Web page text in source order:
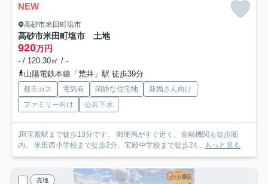
NEW
高砂市米田町塩市
高砂市米田町塩市 土地
920万円
- / 120.30㎡ / -
山陽電鉄本線「荒井」駅 徒歩39分
都市ガス 電気有 閑静な住宅地
新婚さん向け
ファミリー向け
公共下水
JR宝殿駅まで徒歩13分です。 郵便局がすぐ近く、金融機関も徒歩圏
内。 米田西小学校まで徒歩2分、宝殿中学校まで徒歩24...
もっと見る
売地